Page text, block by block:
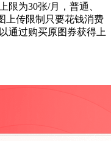
限为30张/月，普通、
上传限制只要花钱消费
通过购买原图券获得上